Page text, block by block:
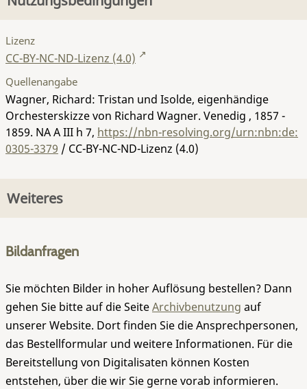
Lizenz
CC-BY-NC-ND-Lizenz (4.0)
Quellenangabe
Wagner, Richard: Tristan und Isolde, eigenhändige
Orchesterskizze von Richard Wagner. Venedig , 1857 -
1859. NA A III h 7, https://nbn-resolving.org/urn:nbn:de:
0305-3379 / CC-BY-NC-ND-Lizenz (4.0)
Weiteres
Bildanfragen
Sie möchten Bilder in hoher Auflösung bestellen? Dann
gehen Sie bitte auf die SeiteArchivbenutzung auf
unserer Website. Dort finden Sie die Ansprechpersonen,
das Bestellformular und weitere Informationen. Für die
Bereitstellung von Digitalisaten können Kosten
entstehen, über die wir Sie gerne vorab informieren.